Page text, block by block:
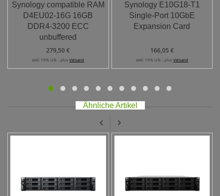
Synology compatible RAM
D4EU02-16G 16GB
DDR4-3200 ECC
unbuffered
279,50 €
exkl. 19% USt. , plusVersand
Synology E10G18-T1
Single-Port 10GbE
Expansion Card
166,05 €
exkl. 19% USt. , plus Versand
Ähnliche Artikel